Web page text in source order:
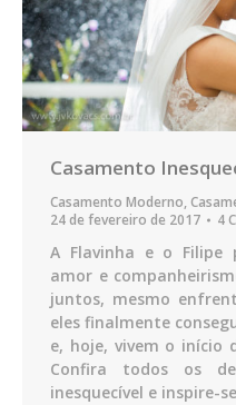
Casamento
Casamento Moderno,
24 de fevereiro de 2017
4
A Flavinha e o Filipe
amor e
juntos, mesmo
eles finalmente
e, hoje, vivem o início
Confira todos os
inesquecível e inspire-